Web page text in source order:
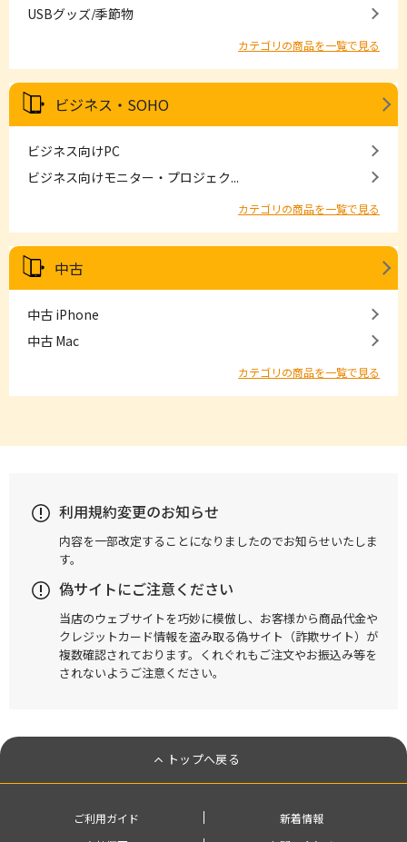
USBグッズ/季節物
カテゴリの商品を一覧で見る
ビジネス・SOHO
ビジネス向けPC
ビジネス向けモニター・プロジェク...
カテゴリの商品を一覧で見る
中古
中古 iPhone
中古 Mac
カテゴリの商品を一覧で見る
利用規約変更のお知らせ
内容を一部改定することになりましたのでお知らせいたしま
す。
偽サイトにご注意ください
当店のウェブサイトを巧妙に模倣し、お客様から商品代金や
クレジットカード情報を盗み取る偽サイト（詐欺サイト）が
複数確認されております。くれぐれもご注文やお振込み等を
されないようご注意ください。
トップへ戻る
ご利用ガイド
新着情報